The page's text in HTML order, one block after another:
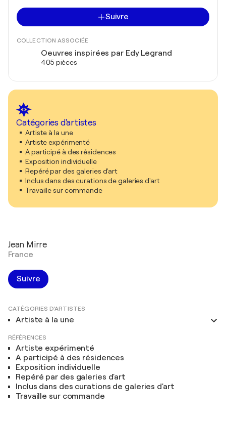
Suivre
COLLECTION ASSOCIÉE
Oeuvres inspirées par Edy Legrand
405 pièces
Catégories d'artistes
Artiste à la une
Artiste expérimenté
A participé à des résidences
Exposition individuelle
Repéré par des galeries d'art
Inclus dans des curations de galeries d'art
Travaille sur commande
Jean Mirre
France
Suivre
CATÉGORIES D'ARTISTES
Artiste à la une
RÉFÉRENCES
Artiste expérimenté
A participé à des résidences
Exposition individuelle
Repéré par des galeries d'art
Inclus dans des curations de galeries d'art
Travaille sur commande